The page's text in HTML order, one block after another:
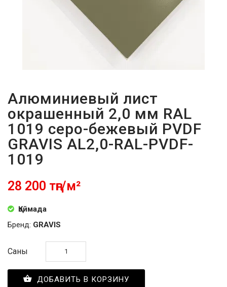
Алюминиевый лист
окрашенный 2,0 мм RAL
1019 серо-бежевый PVDF
GRAVIS AL2,0-RAL-PVDF-
1019
28 200 тңг/м²
Қоймада
Бренд: GRAVIS
Саны
ДОБАВИТЬ В КОРЗИНУ